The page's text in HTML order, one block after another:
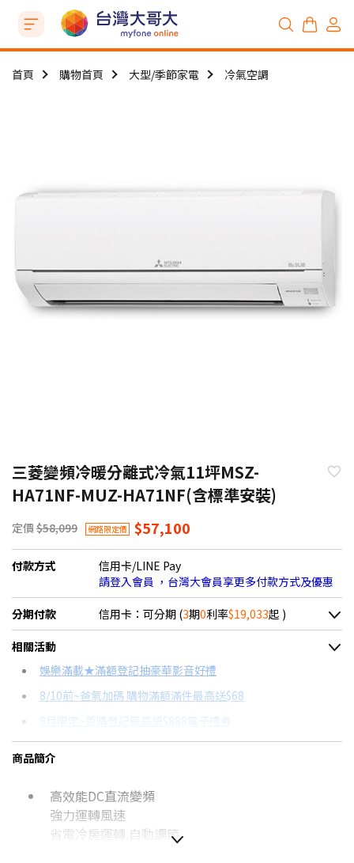
首頁 購物首頁 大型/季節家電 冷氣空調
三菱變頻冷暖分離式冷氣11坪MSZ-
HA71NF-MUZ-HA71NF(含標準安裝)
定價 $58,099 網路限定價 $57,100
付款方式
信用卡/LINE Pay
請登入會員 ，台灣大會員享更多付款方式及優惠
分期付款 信用卡：可分期 (3期0利率$19,033起 )
＊實際可分期數、適用利率，請以購物車顯示為主
信用卡分期
分期數
12期
24期
每期金額
$2,617
配合銀行/業者
相關活動
娛樂滿載★滿額登記抽豪華影音好禮
8/10前~爸氣加碼 購物滿額滿件最高送$68
8月限定~首購登記最高領$888電子禮券
台灣大哥大Open Possible聯名卡滿額最高回饋25%
熱銷冷氣機推薦→點我看達人教你買
冷氣挑選教學→點我看達人教你買
商品簡介
高效能DC直流變頻
強力運轉風速
省電冷房運轉.自動調節